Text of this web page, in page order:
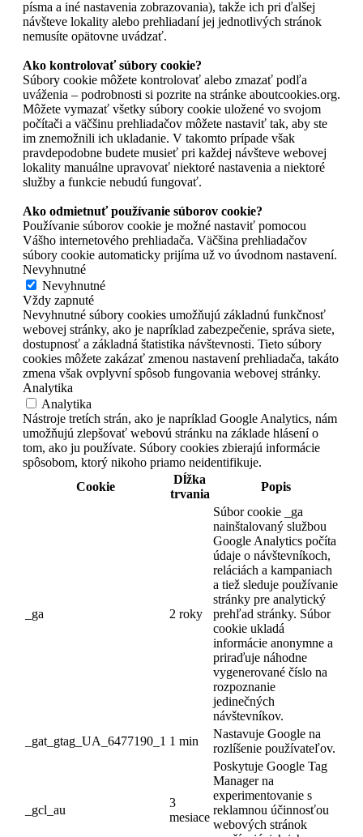
písma a iné nastavenia zobrazovania), takže ich pri ďalšej
návšteve lokality alebo prehliadaní jej jednotlivých stránok
nemusíte opätovne uvádzať.
Ako kontrolovať súbory cookie?
Súbory cookie môžete kontrolovať alebo zmazať podľa
uváženia – podrobnosti si pozrite na stránke aboutcookies.org.
Môžete vymazať všetky súbory cookie uložené vo svojom
počítači a väčšinu prehliadačov môžete nastaviť tak, aby ste
im znemožnili ich ukladanie. V takomto prípade však
pravdepodobne budete musieť pri každej návšteve webovej
lokality manuálne upravovať niektoré nastavenia a niektoré
služby a funkcie nebudú fungovať.
Ako odmietnuť používanie súborov cookie?
Používanie súborov cookie je možné nastaviť pomocou
Vášho internetového prehliadača. Väčšina prehliadačov
súbory cookie automaticky prijíma už vo úvodnom nastavení.
Nevyhnutné
Nevyhnutné
Vždy zapnuté
Nevyhnutné súbory cookies umožňujú základnú funkčnosť
webovej stránky, ako je napríklad zabezpečenie, správa siete,
dostupnosť a základná štatistika návštevnosti. Tieto súbory
cookies môžete zakázať zmenou nastavení prehliadača, takáto
zmena však ovplyvní spôsob fungovania webovej stránky.
Analytika
Analytika
Nástroje tretích strán, ako je napríklad Google Analytics, nám
umožňujú zlepšovať webovú stránku na základe hlásení o
tom, ako ju používate. Súbory cookies zbierajú informácie
spôsobom, ktorý nikoho priamo neidentifikuje.
Cookie
Dĺžka
trvania
Popis
_ga 2 roky
Súbor cookie _ga
nainštalovaný službou
Google Analytics počíta
údaje o návštevníkoch,
reláciách a kampaniach
a tiež sleduje používanie
stránky pre analytický
prehľad stránky. Súbor
cookie ukladá
informácie anonymne a
priraďuje náhodne
vygenerované číslo na
rozpoznanie
jedinečných
návštevníkov.
_gat_gtag_UA_6477190_1 1 min
Nastavuje Google na
rozlíšenie používateľov.
_gcl_au
3
mesiace
Poskytuje Google Tag
Manager na
experimentovanie s
reklamnou účinnosťou
webových stránok